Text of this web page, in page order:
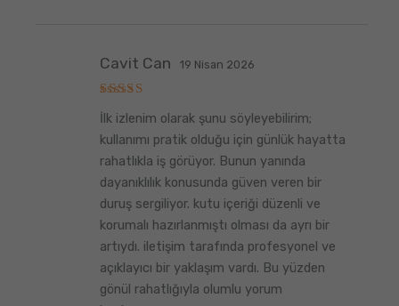
üzerinden
5
oy aldı
Cavit Can 19 Nisan 2026
İlk izlenim olarak şunu söyleyebilirim;
kullanımı pratik olduğu için günlük hayatta
rahatlıkla iş görüyor. Bunun yanında
dayanıklılık konusunda güven veren bir
duruş sergiliyor. kutu içeriği düzenli ve
korumalı hazırlanmıştı olması da ayrı bir
artıydı. iletişim tarafında profesyonel ve
açıklayıcı bir yaklaşım vardı. Bu yüzden
gönül rahatlığıyla olumlu yorum